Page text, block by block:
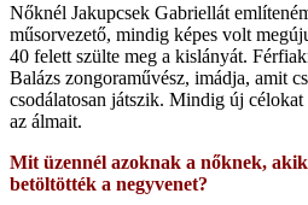
Nőknél Jakupcsek Gabriellát
műsorvezető, mindig képes volt
40 felett szülte meg a kislányát.
Balázs zongoraművész, imádja, amit
csodálatosan játszik. Mindig új
az álmait.
Mit üzennél azoknak a nőknek,
betöltötték a negyvenet?